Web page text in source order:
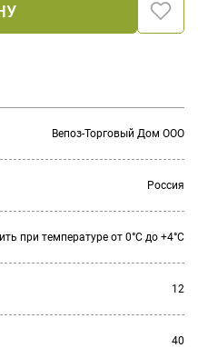
Вепоз-Торговый Дом ООО
Россия
при температуре от 0°С до +4°С
12
40